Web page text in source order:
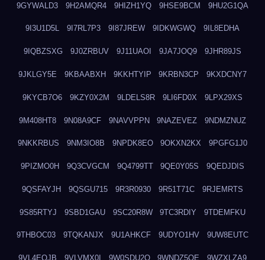
9GYWALD3 9H2AMQR4 9HIZH1YQ 9HSE9BCM 9HU2G1QA
9I3U1D5L 9I7RL7P3 9I87JREW 9IDKWGWQ 9IL8EDHA
9IQBZSXG 9J0ZRBUV 9J11UAOI 9JA7JOQ9 9JHR89JS
9JKLGY5E 9KBAABXH 9KKHTYIP 9KRBN3CP 9KXDCNY7
9KYCB7O6 9KZY0X2M 9LDELS8R 9LI6FD0X 9LPX29XS
9M408HT8 9N08A9CF 9NAVVPPN 9NAZEVEZ 9NDMZNUZ
9NKKRBUS 9NM3IO8B 9NPDK8EO 9OKXN2KX 9PGFG1J0
9PIZMO0H 9Q3CVGCM 9Q4799TT 9QE0Y05S 9QEDJDIS
9QSFAYJH 9QSGU715 9R3R0930 9R51T71C 9RJEMRTS
9S85RTYJ 9SBD1GAU 9SC20R8W 9TC3RDIY 9TDEMFKU
9THBOC03 9TQKANJX 9U1AHKCF 9UDYO1HV 9UW8EUTC
9VL4EOJB 9VLVMX0I 9W0SDU2O 9WNDZ5OE 9WZXLZA9